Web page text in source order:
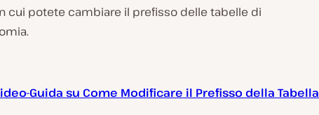
cui potete cambiare il prefisso delle tabelle di
Guida su Come Modificare il Prefisso della Tabella